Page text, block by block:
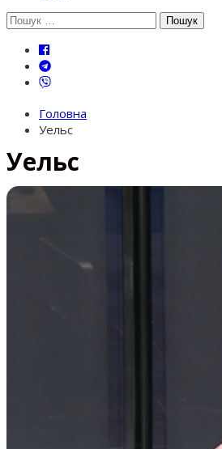
Шукати:
Головна
Уельс
Уельс